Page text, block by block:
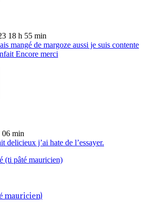
18 h 55 min
mangé de margoze aussi je suis contente
Encore merci
06 min
delicieux j’ai hate de l’essayer.
mauricien)